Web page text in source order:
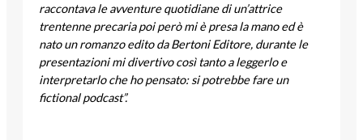
raccontava le avventure quotidiane di un’attrice
trentenne precaria poi però mi è presa la mano ed è
nato un romanzo edito da Bertoni Editore, durante le
presentazioni mi divertivo così tanto a leggerlo e
interpretarlo che ho pensato: si potrebbe fare un
fictional podcast”.